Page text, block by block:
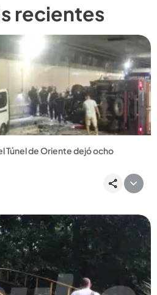
recientes
Túnel de Oriente dejó ocho
Noticia